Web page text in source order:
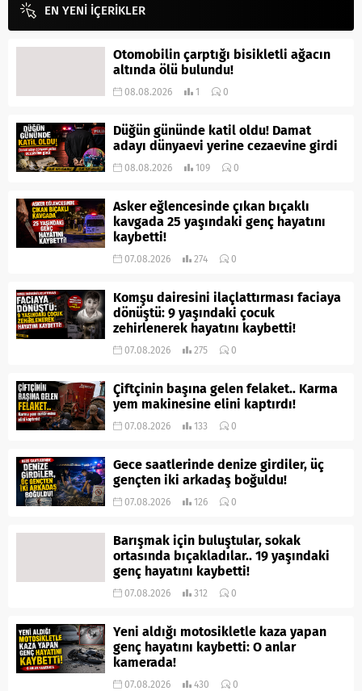
EN YENİ İÇERİKLER
Otomobilin çarptığı bisikletli ağacın
altında ölü bulundu!
08.08.2026 1 0
Düğün gününde katil oldu! Damat
adayı dünyaevi yerine cezaevine girdi
08.08.2026 109 0
Asker eğlencesinde çıkan bıçaklı
kavgada 25 yaşındaki genç hayatını
kaybetti!
07.08.2026 274 0
Komşu dairesini ilaçlattırması faciaya
dönüştü: 9 yaşındaki çocuk
zehirlenerek hayatını kaybetti!
07.08.2026 275 0
Çiftçinin başına gelen felaket.. Karma
yem makinesine elini kaptırdı!
07.08.2026 133 0
Gece saatlerinde denize girdiler, üç
gençten iki arkadaş boğuldu!
07.08.2026 126 0
Barışmak için buluştular, sokak
ortasında bıçakladılar.. 19 yaşındaki
genç hayatını kaybetti!
07.08.2026 312 0
Yeni aldığı motosikletle kaza yapan
genç hayatını kaybetti: O anlar
kamerada!
07.08.2026 430 0